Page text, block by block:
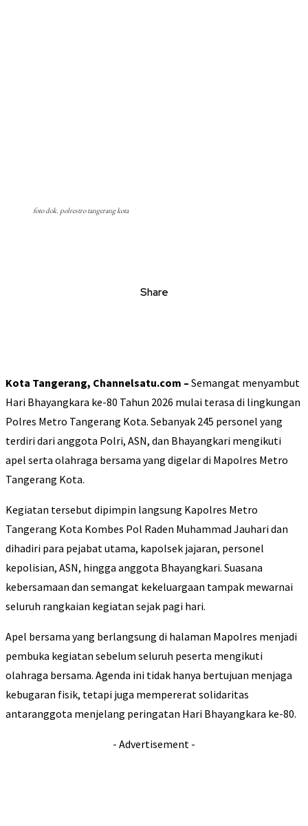
foto dok. polrestro tangerang kota
Share
Kota Tangerang, Channelsatu.com – Semangat menyambut
Hari Bhayangkara ke-80 Tahun 2026 mulai terasa di lingkungan
Polres Metro Tangerang Kota. Sebanyak 245 personel yang
terdiri dari anggota Polri, ASN, dan Bhayangkari mengikuti
apel serta olahraga bersama yang digelar di Mapolres Metro
Tangerang Kota.
Kegiatan tersebut dipimpin langsung Kapolres Metro
Tangerang Kota Kombes Pol Raden Muhammad Jauhari dan
dihadiri para pejabat utama, kapolsek jajaran, personel
kepolisian, ASN, hingga anggota Bhayangkari. Suasana
kebersamaan dan semangat kekeluargaan tampak mewarnai
seluruh rangkaian kegiatan sejak pagi hari.
Apel bersama yang berlangsung di halaman Mapolres menjadi
pembuka kegiatan sebelum seluruh peserta mengikuti
olahraga bersama. Agenda ini tidak hanya bertujuan menjaga
kebugaran fisik, tetapi juga mempererat solidaritas
antaranggota menjelang peringatan Hari Bhayangkara ke-80.
- Advertisement -